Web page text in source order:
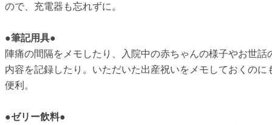
ので、充電器も忘れずに。
●筆記用具●
陣痛の間隔をメモしたり、入院中の赤ちゃんの様子やお世話
内容を記録したり。いただいた出産祝いをメモしておくのに
便利。
●ゼリー飲料●